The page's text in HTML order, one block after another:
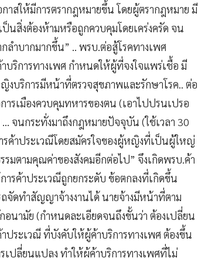
าสให้มีการตรากฎหมายขึ้น โดยผู้ตรากฎหมาย มี
นสิ่งต้องห้ามหรือถูกควบคุมโดยเคร่งครัด จน
ลำบากมากขึ้น” .. พรบ.ต่อสู้โรคทางเพศ
บริการทางเพศ กำหนดให้ผู้ที่จงใจแพร่เชื้อ มี
บริการมีหน้าที่ตรวจสุขภาพและรักษาโรค.. ต่อ
รเมืองควบคุมทหารของตน (เอาไปปรนเปรอ
จนกระทั่งมาถึงกฎหมายปัจจุบัน (ใช้เวลา 30
ค้าประเวณีโดยสมัครใจของผู้หญิงที่เป็นผู้ใหญ่
รมตามคุณค่าของสังคมอีกต่อไป” จึงเกิดพรบ.ค้า
รค้าประเวณีถูกยกระดับ ข้อตกลงที่เกิดขึ้น
จัดทำสัญญาจ้างงานได้ นายจ้างมีหน้าที่ตาม
นามัย (กำหนดละเอียดจนถึงขั้นว่า ต้องเปลี่ยน
ระเวณี ที่บังคับให้ผู้ค้าบริการทางเพศ ต้องขึ้น
เปลี่ยนแปลง ทำให้ผู้ค้าบริการทางเพศที่ไม่